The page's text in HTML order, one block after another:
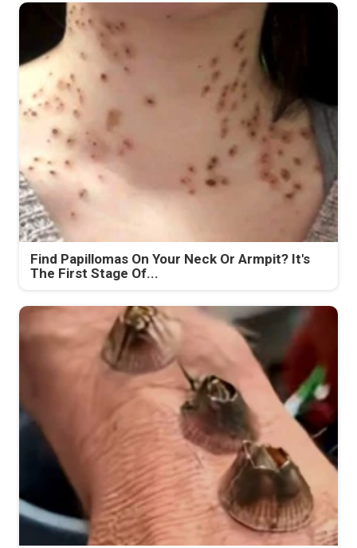
Find Papillomas On Your Neck Or Armpit? It's
The First Stage Of...